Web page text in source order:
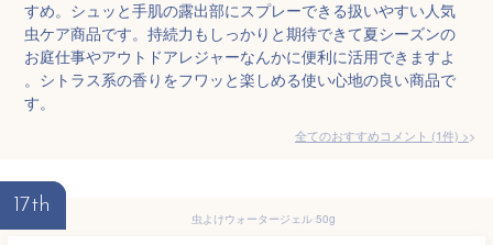
すめ。シュッと手肌の露出部にスプレーできる扱いやすい人気
虫ケア商品です。持続力もしっかりと期待できて夏シーズンの
お庭仕事やアウトドアレジャーなんかに便利に活用できますよ
。シトラス系の香りをフワッと楽しめる使い心地の良い商品で
す。
全てのおすすめコメント (1件) >
17th
虫よけウォータージェル 50g